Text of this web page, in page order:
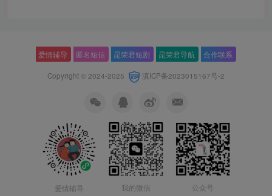
爱情辅导 匿名短信 昆荣君短剧 昆荣君导航 合作联系
Copyright © 2024-2025 滇ICP备2023015167号-2
爱情辅导 我的微信 公众号